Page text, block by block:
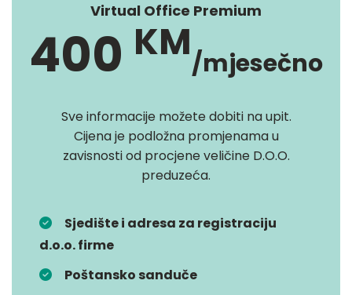
Virtual Office Premium
400 KM/mjesečno
Sve informacije možete dobiti na upit.
Cijena je podložna promjenama u
zavisnosti od procjene veličine D.O.O.
preduzeća.
Sjedište i adresa za registraciju
d.o.o. firme
Poštansko sanduče